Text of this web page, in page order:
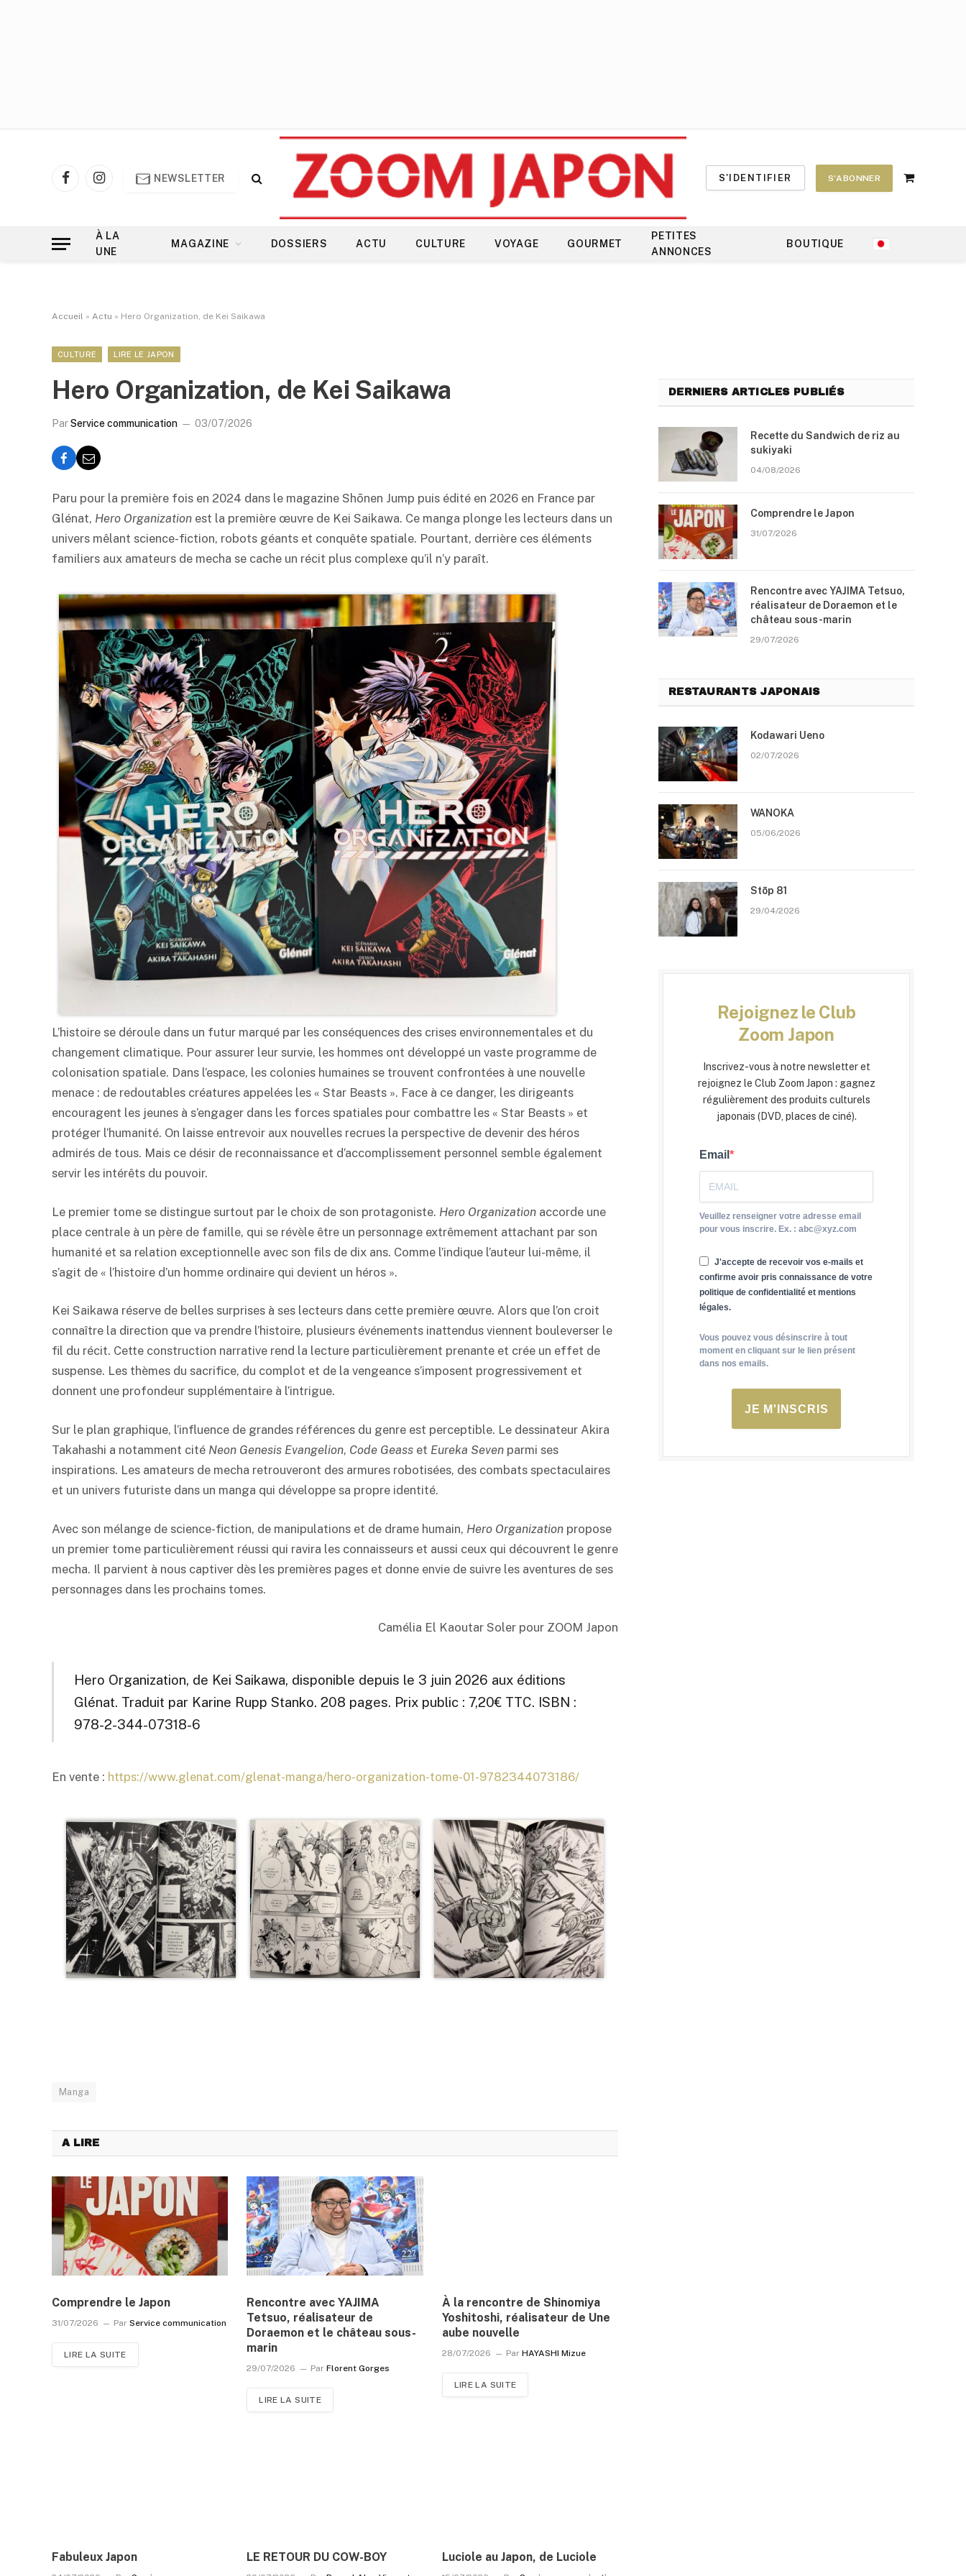
FacebookInstagram
NEWSLETTER S'IDENTIFIER S'ABONNER
Shopping
À LA
UNE
MAGAZINE DOSSIERS ACTU CULTURE VOYAGE GOURMET
PETITES
ANNONCES
BOUTIQUE
Accueil » Actu » Hero Organization, de Kei Saikawa
CULTURE LIRE LE JAPON
Hero Organization, de Kei Saikawa
ParService communication 03/07/2026
Paru pour la première fois en 2024 dans le magazine Shōnen Jump puis édité en 2026 en France par
Glénat, Hero Organization est la première œuvre de Kei Saikawa. Ce manga plonge les lecteurs dans un
univers mêlant science-fiction, robots géants et conquête spatiale. Pourtant, derrière ces éléments
familiers aux amateurs de mecha se cache un récit plus complexe qu’il n’y paraît.
L’histoire se déroule dans un futur marqué par les conséquences des crises environnementales et du
changement climatique. Pour assurer leur survie, les hommes ont développé un vaste programme de
colonisation spatiale. Dans l’espace, les colonies humaines se trouvent confrontées à une nouvelle
menace : de redoutables créatures appelées les « Star Beasts ». Face à ce danger, les dirigeants
encouragent les jeunes à s’engager dans les forces spatiales pour combattre les « Star Beasts » et
protéger l’humanité. On laisse entrevoir aux nouvelles recrues la perspective de devenir des héros
admirés de tous. Mais ce désir de reconnaissance et d’accomplissement personnel semble également
servir les intérêts du pouvoir.
Le premier tome se distingue surtout par le choix de son protagoniste. Hero Organization accorde une
place centrale à un père de famille, qui se révèle être un personnage extrêmement attachant par son
humanité et sa relation exceptionnelle avec son fils de dix ans. Comme l’indique l’auteur lui-même, il
s’agit de « l’histoire d’un homme ordinaire qui devient un héros ».
Kei Saikawa réserve de belles surprises à ses lecteurs dans cette première œuvre. Alors que l’on croit
connaître la direction que va prendre l’histoire, plusieurs événements inattendus viennent bouleverser le
fil du récit. Cette construction narrative rend la lecture particulièrement prenante et crée un effet de
suspense. Les thèmes du sacrifice, du complot et de la vengeance s’imposent progressivement et
donnent une profondeur supplémentaire à l’intrigue.
Sur le plan graphique, l’influence de grandes références du genre est perceptible. Le dessinateur Akira
Takahashi a notamment cité Neon Genesis Evangelion, Code Geass et Eureka Seven parmi ses
inspirations. Les amateurs de mecha retrouveront des armures robotisées, des combats spectaculaires
et un univers futuriste dans un manga qui développe sa propre identité.
Avec son mélange de science-fiction, de manipulations et de drame humain, Hero Organization propose
un premier tome particulièrement réussi qui ravira les connaisseurs et aussi ceux qui découvrent le genre
mecha. Il parvient à nous captiver dès les premières pages et donne envie de suivre les aventures de ses
personnages dans les prochains tomes.
Camélia El Kaoutar Soler pour ZOOM Japon
Hero Organization, de Kei Saikawa, disponible depuis le 3 juin 2026 aux éditions
Glénat. Traduit par Karine Rupp Stanko. 208 pages. Prix public : 7,20€ TTC. ISBN :
978-2-344-07318-6
En vente : https://www.glenat.com/glenat-manga/hero-organization-tome-01-9782344073186/
Manga
A LIRE
Comprendre le Japon
31/07/2026 Par Service communication
LIRE LA SUITE
Rencontre avec YAJIMA
Tetsuo, réalisateur de
Doraemon et le château sous-
marin
29/07/2026 Par Florent Gorges
LIRE LA SUITE
À la rencontre de Shinomiya
Yoshitoshi, réalisateur de Une
aube nouvelle
28/07/2026 Par HAYASHI Mizue
LIRE LA SUITE
Fabuleux Japon LE RETOUR DU COW-BOY Luciole au Japon, de Luciole
DERNIERS ARTICLES PUBLIÉS
Recette du Sandwich de riz au
sukiyaki
04/08/2026
Comprendre le Japon
31/07/2026
Rencontre avec YAJIMA Tetsuo,
réalisateur de Doraemon et le
château sous-marin
29/07/2026
RESTAURANTS JAPONAIS
Kodawari Ueno
02/07/2026
WANOKA
05/06/2026
Stōp 81
29/04/2026
Rejoignez le Club
Zoom Japon
Inscrivez-vous à notre newsletter et
rejoignez le Club Zoom Japon : gagnez
régulièrement des produits culturels
japonais (DVD, places de ciné).
Email
Veuillez renseigner votre adresse email
pour vous inscrire. Ex. : abc@xyz.com
J'accepte de recevoir vos e-mails et
confirme avoir pris connaissance de votre
politique de confidentialité et mentions
légales.
Vous pouvez vous désinscrire à tout
moment en cliquant sur le lien présent
dans nos emails.
JE M'INSCRIS